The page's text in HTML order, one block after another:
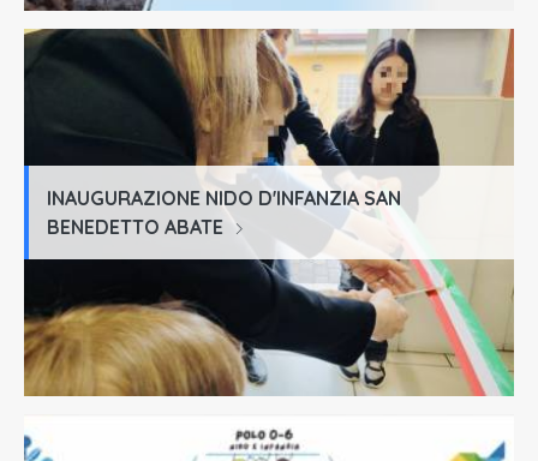
INAUGURAZIONE NIDO D'INFANZIA SAN
BENEDETTO ABATE